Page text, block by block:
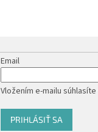
Email
Vložením e-mailu
PRIHLÁSIŤ SA